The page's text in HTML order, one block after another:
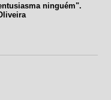
ninguém".